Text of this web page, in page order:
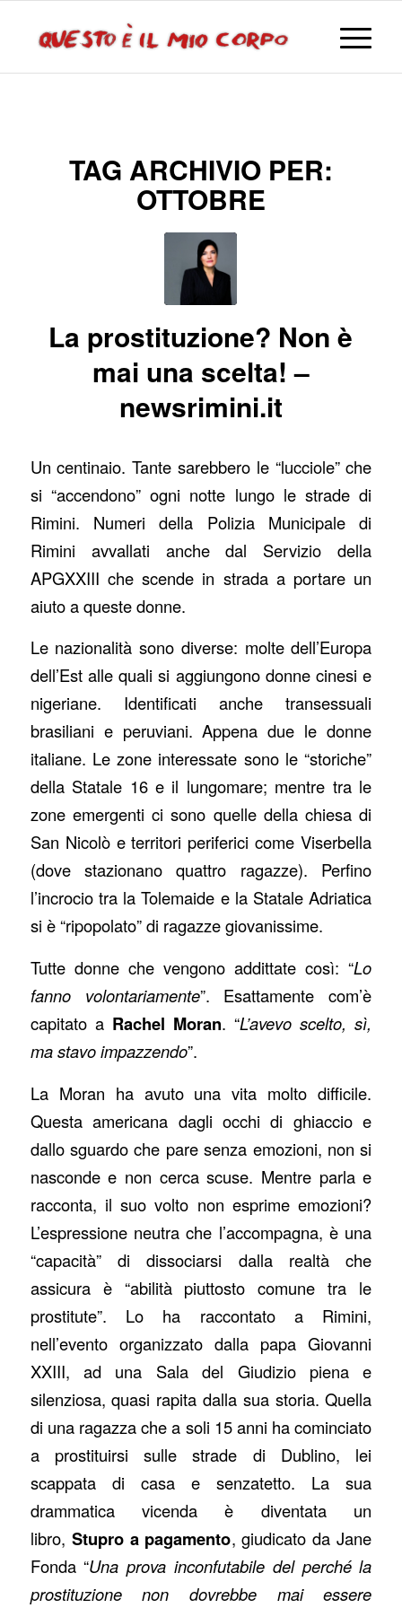
TAG ARCHIVIO PER:
OTTOBRE
La prostituzione? Non è
mai una scelta! –
newsrimini.it
Un centinaio. Tante sarebbero le “lucciole” che
si “accendono” ogni notte lungo le strade di
Rimini. Numeri della Polizia Municipale di
Rimini avvallati anche dal Servizio della
APGXXIII che scende in strada a portare un
aiuto a queste donne.
Le nazionalità sono diverse: molte dell’Europa
dell’Est alle quali si aggiungono donne cinesi e
nigeriane. Identificati anche transessuali
brasiliani e peruviani. Appena due le donne
italiane. Le zone interessate sono le “storiche”
della Statale 16 e il lungomare; mentre tra le
zone emergenti ci sono quelle della chiesa di
San Nicolò e territori periferici come Viserbella
(dove stazionano quattro ragazze). Perfino
l’incrocio tra la Tolemaide e la Statale Adriatica
si è “ripopolato” di ragazze giovanissime.
Tutte donne che vengono addittate così: “Lo
fanno volontariamente”. Esattamente com’è
capitato a Rachel Moran. “L’avevo scelto, sì,
ma stavo impazzendo”.
La Moran ha avuto una vita molto difficile.
Questa americana dagli occhi di ghiaccio e
dallo sguardo che pare senza emozioni, non si
nasconde e non cerca scuse. Mentre parla e
racconta, il suo volto non esprime emozioni?
L’espressione neutra che l’accompagna, è una
“capacità” di dissociarsi dalla realtà che
assicura è “abilità piuttosto comune tra le
prostitute”. Lo ha raccontato a Rimini,
nell’evento organizzato dalla papa Giovanni
XXIII, ad una Sala del Giudizio piena e
silenziosa, quasi rapita dalla sua storia. Quella
di una ragazza che a soli 15 anni ha cominciato
a prostituirsi sulle strade di Dublino, lei
scappata di casa e senzatetto. La sua
drammatica vicenda è diventata un
libro, Stupro a pagamento, giudicato da Jane
Fonda “Una prova inconfutabile del perché la
prostituzione non dovrebbe mai essere